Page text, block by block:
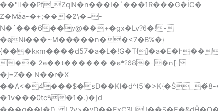
��"�ٓ�Pf_ZqlN�n���I�`���1R���G�İC�
Z�Mǡa-�+;���2\�=-
N�`���6��y@��+�gx�Lv?6�!-
�eNɨ���~M�����n��<7�B%�}
{���kҝm����d57�a�L�!G�T{]�a�E�h��
�� 2e��t������ �a*?68�-�n[-
�j=Z�� N��r�X
��A<�4���$�sD��Kl�d^(5'�>K{�Š_�́ݓ�-8h�cS7rƃ�Ң����.�u���/
�1v���0tc٩�1�.)�]d